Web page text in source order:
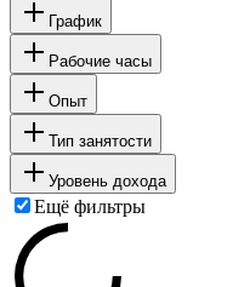
График
Рабочие часы
Опыт
Тип занятости
Уровень дохода
Ещё фильтры